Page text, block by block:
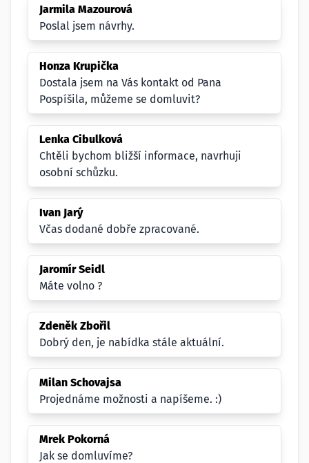
Jarmila Mazourová
Poslal jsem návrhy.
Honza Krupička
Dostala jsem na Vás kontakt od Pana
Pospíšila, můžeme se domluvit?
Lenka Cibulková
Chtěli bychom bližší informace, navrhuji
osobní schůzku.
Ivan Jarý
Včas dodané dobře zpracované.
Jaromír Seidl
Máte volno ?
Zdeněk Zbořil
Dobrý den, je nabídka stále aktuální.
Milan Schovajsa
Projednáme možnosti a napíšeme. :)
Mrek Pokorná
Jak se domluvíme?